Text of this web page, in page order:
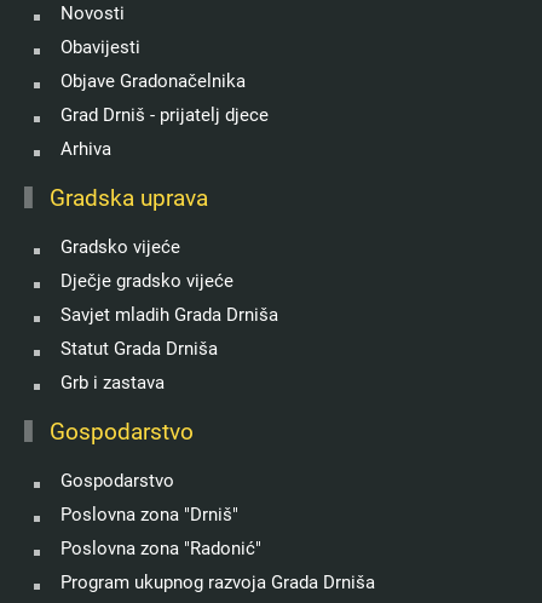
Novosti
Obavijesti
Objave Gradonačelnika
Grad Drniš - prijatelj djece
Arhiva
Gradska uprava
Gradsko vijeće
Dječje gradsko vijeće
Savjet mladih Grada Drniša
Statut Grada Drniša
Grb i zastava
Gospodarstvo
Gospodarstvo
Poslovna zona "Drniš"
Poslovna zona "Radonić"
Program ukupnog razvoja Grada Drniša